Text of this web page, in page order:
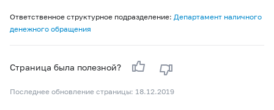
Ответственное структурное подразделение: Департамент наличного
денежного обращения
Страница была полезной?
Последнее обновление страницы: 18.12.2019